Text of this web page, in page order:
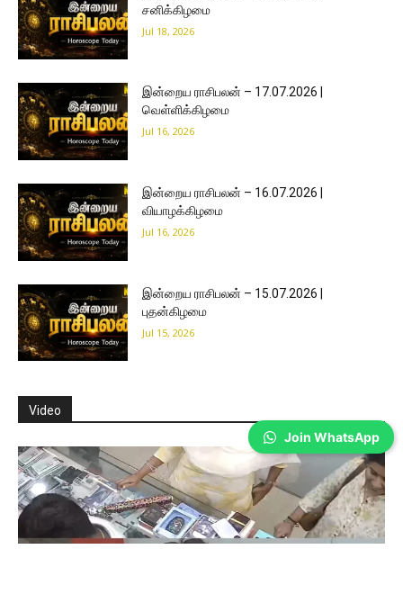
சனிக்கிழமை
Jul 18, 2026
இன்றைய ராசிபலன் – 17.07.2026 |
வெள்ளிக்கிழமை
Jul 16, 2026
இன்றைய ராசிபலன் – 16.07.2026 |
வியாழக்கிழமை
Jul 16, 2026
இன்றைய ராசிபலன் – 15.07.2026 |
புதன்கிழமை
Jul 15, 2026
Video
Join WhatsApp